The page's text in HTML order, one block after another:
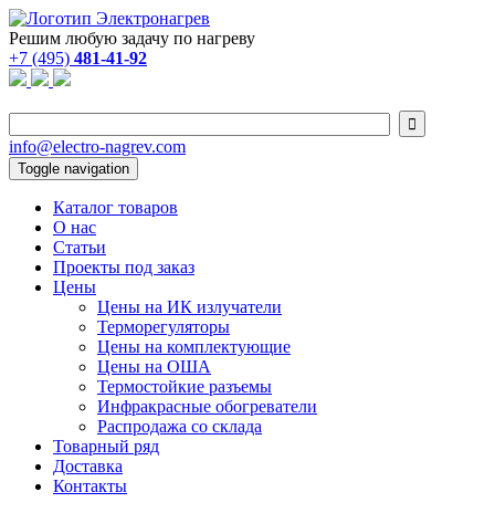
Решим любую задачу по нагреву
+7 (495) 481-41-92

info@electro-nagrev.com
Toggle navigation
Каталог товаров
О нас
Статьи
Проекты под заказ
Цены
Цены на ИК излучатели
Терморегуляторы
Цены на комплектующие
Цены на ОША
Термостойкие разъемы
Инфракрасные обогреватели
Распродажа со склада
Товарный ряд
Доставка
Контакты